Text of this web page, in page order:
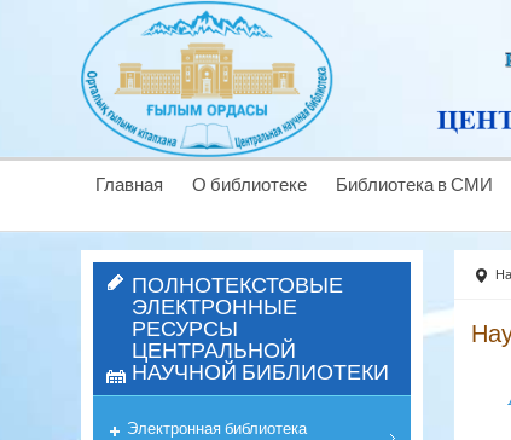
Главная О библиотеке Библиотека в СМИ
ПОЛНОТЕКСТОВЫЕ
ЭЛЕКТРОННЫЕ
РЕСУРСЫ
ЦЕНТРАЛЬНОЙ
НАУЧНОЙ БИБЛИОТЕКИ
Электронная библиотека